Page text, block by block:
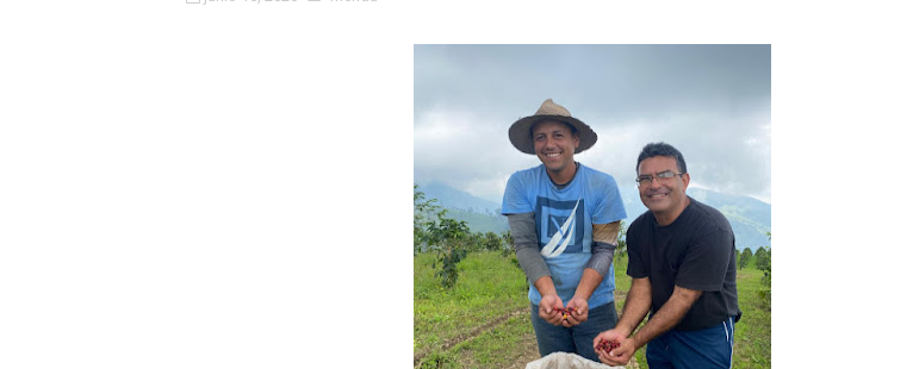
Impulsan plan estratégico de seguridad ciudadana 2027-2029 en los
Mérida impulsa desarrollo económico con taller de marcas y patentes
Fomficc consolida alianzas e impulsa la economía comunal en Mérida
Niños de Estudiantes de Mérida sembraron 110 árboles en su sede
Corposalud y Secretaría Social fortalecen la atención en los